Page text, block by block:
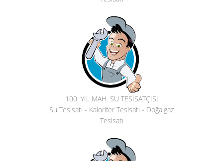
100. YIL MAH. SU TESİSATÇISI
Su Tesisatı - Kalorifer Tesisatı - Doğalgaz
Tesisatı